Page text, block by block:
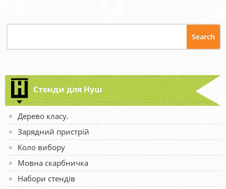
Стенди для Нуш
Дерево класу.
Зарядний пристрій
Коло вибору
Мовна скарбничка
Набори стендів